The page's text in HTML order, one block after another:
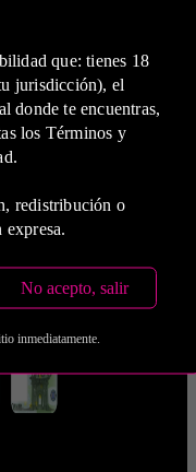
que: tienes 18
jurisdicción), el
donde te encuentras,
los Términos y
redistribución o
No acepto, salir
inmediatamente.